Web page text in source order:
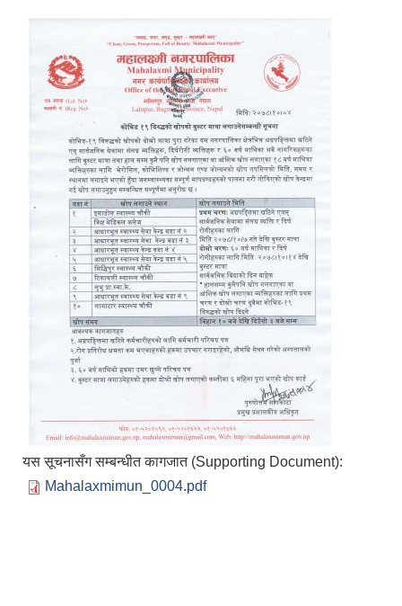
यस सूचनासँग सम्बन्धीत कागजात (Supporting Document):
Mahalaxmimun_0004.pdf